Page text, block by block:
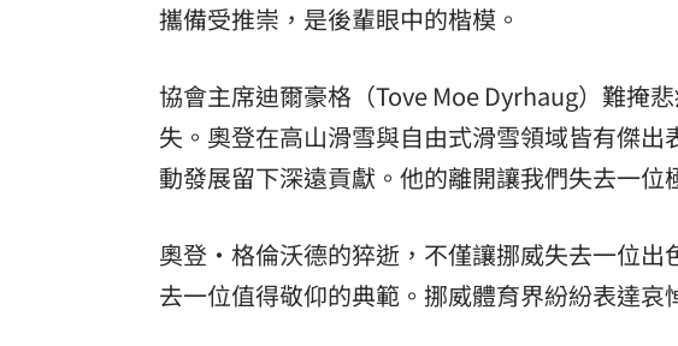
攜備受推崇，是後輩眼中的楷模。
協會主席迪爾豪格（Tove Moe Dyrhaug）難掩
失。奧登在高山滑雪與自由式滑雪領域皆有傑
動發展留下深遠貢獻。他的離開讓我們失去一位
奧登・格倫沃德的猝逝，不僅讓挪威失去一位
去一位值得敬仰的典範。挪威體育界紛紛表達